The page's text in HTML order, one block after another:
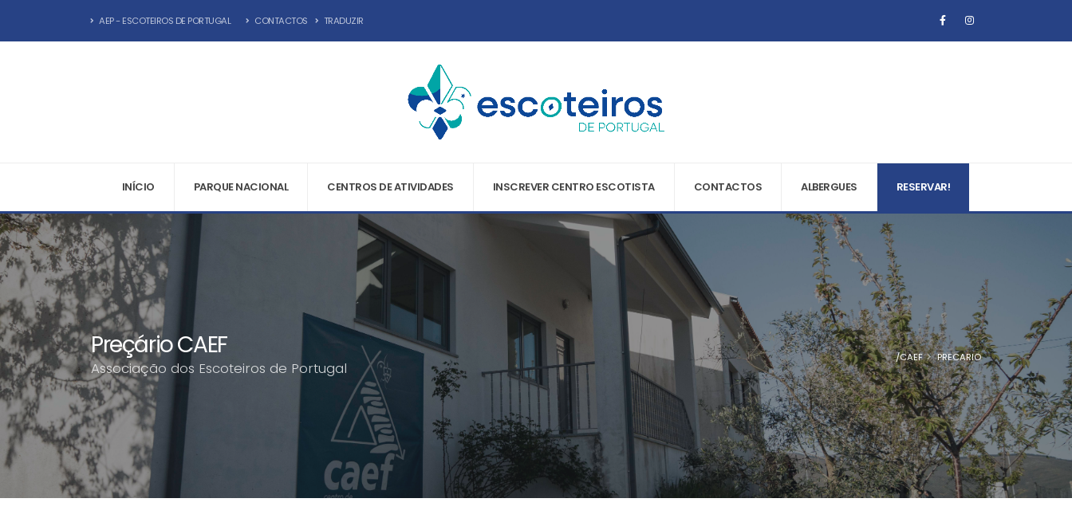
AEP - ESCOTEIROS DE PORTUGAL CONTACTOS TRADUZIR
INÍCIO PARQUE NACIONAL CENTROS DE ATIVIDADES INSCREVER CENTRO ESCOTISTA CONTACTOS ALBERGUES RESERVAR!
Preçário CAEF
Associação dos Escoteiros de Portugal
/CAEF PRECARIO